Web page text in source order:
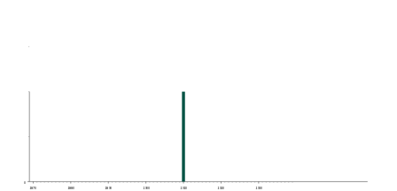
0
1870
1880 1890 1900 1910 1920 1930